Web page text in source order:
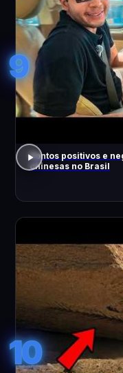
9
Pontos positivos e
chinesas no Brasil
10